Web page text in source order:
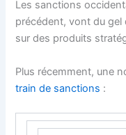
Les sanctions
précédent, vont du gel
sur des produits
Plus récemment, une
train de sanctions :